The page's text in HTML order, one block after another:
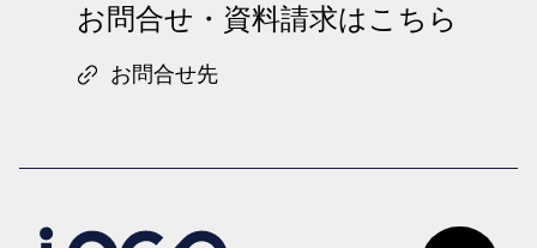
お問合せ・資料請求はこちら
お問合せ先